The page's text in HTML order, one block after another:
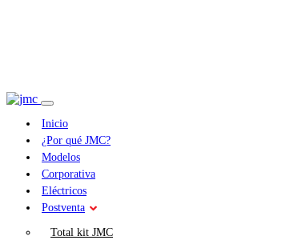
Inicio
¿Por qué JMC?
Modelos
Corporativa
Eléctricos
Postventa
Total kit JMC